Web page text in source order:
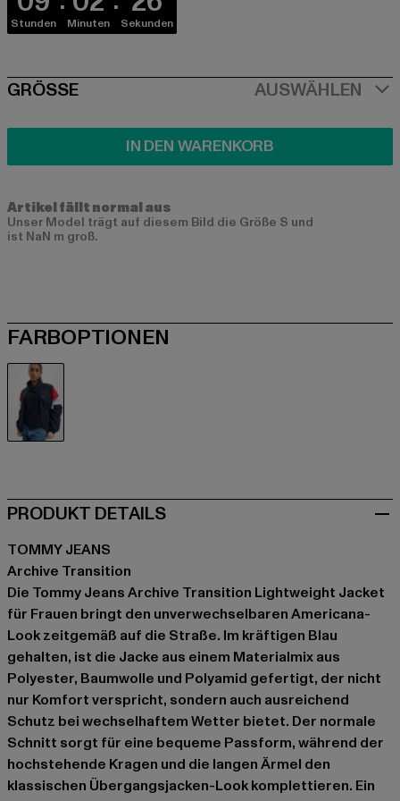
Stunden Minuten Sekunden
SIZE
GRÖSSE AUSWÄHLEN
IN DEN WARENKORB
Artikel fällt normal aus
Unser Model trägt auf diesem Bild die Größe S und
ist NaN m groß.
FARBOPTIONEN
PRODUKT DETAILS
TOMMY JEANS
Archive Transition
Die Tommy Jeans Archive Transition Lightweight Jacket
für Frauen bringt den unverwechselbaren Americana-
Look zeitgemäß auf die Straße. Im kräftigen Blau
gehalten, ist die Jacke aus einem Materialmix aus
Polyester, Baumwolle und Polyamid gefertigt, der nicht
nur Komfort verspricht, sondern auch ausreichend
Schutz bei wechselhaftem Wetter bietet. Der normale
Schnitt sorgt für eine bequeme Passform, während der
hochstehende Kragen und die langen Ärmel den
klassischen Übergangsjacken-Look komplettieren. Ein